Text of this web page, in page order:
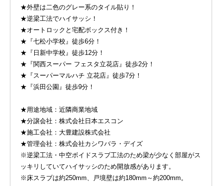
★外壁は二色のグレー系のタイル貼り！
★逆梁工法でハイサッシ！
★オートロックと宅配ボックス付き！
★『七松小学校』徒歩6分！
★『日新中学校』徒歩12分！
★『関西スーパー フェスタ立花店』徒歩2分！
★『スーパーマルハチ 立花店』徒歩7分！
★『浜田公園』徒歩9分！
★用途地域：近隣商業地域
★分譲会社：株式会社日本エスコン
★施工会社：大豊建設株式会社
★管理会社：株式会社カシワバラ・デイズ
※逆梁工法・中空ボイドスラブ工法のため梁が少なく部屋がス
ッキリしていてハイサッシのため開放感があります。
※床スラブは約250mm、戸境壁は約180mm～約200mm。